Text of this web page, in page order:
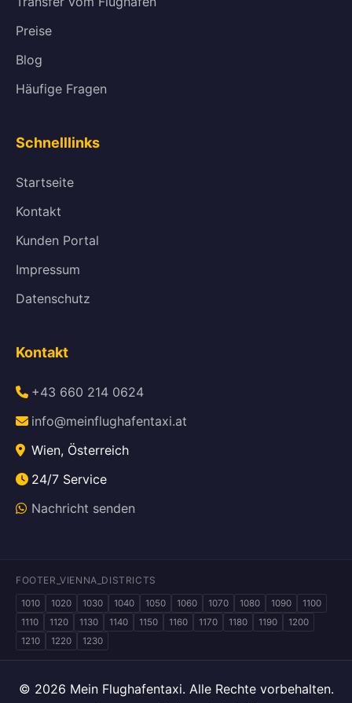
Preise
Blog
Häufige Fragen
Schnelllinks
Startseite
Kontakt
Kunden Portal
Impressum
Datenschutz
Kontakt
+43 660 214 0624
info@meinflughafentaxi.at
Wien, Österreich
24/7 Service
Nachricht senden
FOOTER_VIENNA_DISTRICTS
1010 1020 1030 1040 1050 1060 1070 1080 1090
1100
1110
1120 1130 1140 1150 1160 1170 1180 1190
1200
1210
1220 1230
© 2026 Mein Flughafentaxi. Alle Rechte vorbehalten.